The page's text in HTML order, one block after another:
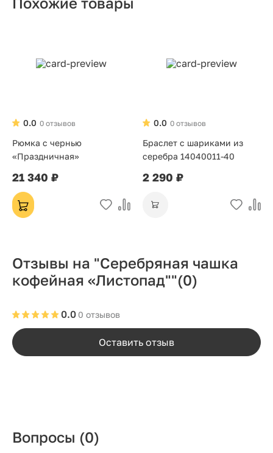
0 отзывов
0.0
Рюмка с чернью
«Праздничная»
21 340 ₽
0 отзывов
0.0
Браслет с шариками из
серебра 14040011-40
2 290 ₽
Отзывы на "Серебряная чашка
кофейная «Листопад""(0)
0 отзывов
0.0
Оставить отзыв
Вопросы (0)